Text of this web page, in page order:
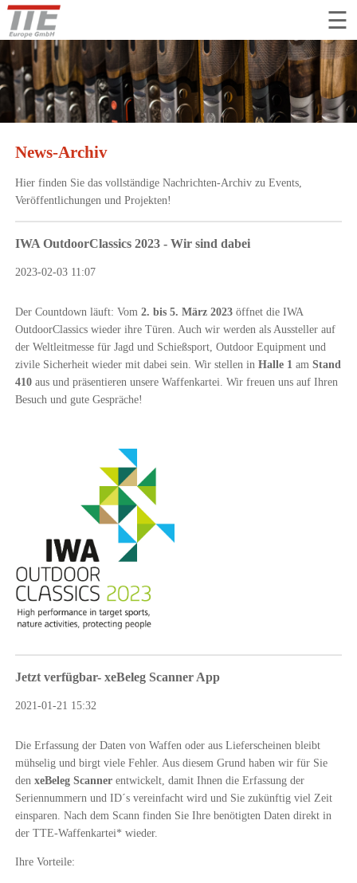
☰
News-Archiv
Hier finden Sie das vollständige Nachrichten-Archiv zu Events,
Veröffentlichungen und Projekten!
IWA OutdoorClassics 2023 - Wir sind dabei
2023-02-03 11:07
Der Countdown läuft: Vom2. bis 5. März 2023öffnet die IWA
OutdoorClassics wieder ihre Türen. Auch wir werden als Aussteller auf
der Weltleitmesse für Jagd und Schießsport, Outdoor Equipment und
zivile Sicherheit wieder mit dabei sein. Wir stellen inHalle 1 amStand
410 aus und präsentieren unsere Waffenkartei. Wir freuen uns auf Ihren
Besuch und gute Gespräche!
Jetzt verfügbar- xeBeleg Scanner App
2021-01-21 15:32
Die Erfassung der Daten von Waffen oder aus Lieferscheinen bleibt
mühselig und birgt viele Fehler. Aus diesem Grund haben wir für Sie
denxeBeleg Scanner entwickelt, damit Ihnen die Erfassung der
Seriennummern und ID´s vereinfacht wird und Sie zukünftig viel Zeit
einsparen. Nach dem Scann finden Sie Ihre benötigten Daten direkt in
der TTE-Waffenkartei* wieder.
Ihre Vorteile: